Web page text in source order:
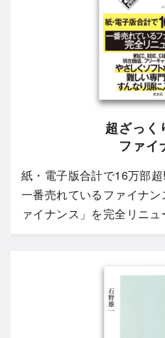
超ざっく
ファイ
紙・電子版合計で16万部超!
一番売れているファイナ
ァイナンス」を完全リニ